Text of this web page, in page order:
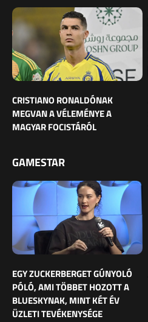
CRISTIANO RONALDÓNAK
MEGVAN A VÉLEMÉNYE A
MAGYAR FOCISTÁRÓL
GAMESTAR
EGY ZUCKERBERGET GÚNYOLÓ
PÓLÓ, AMI TÖBBET HOZOTT A
BLUESKYNAK, MINT KÉT ÉV
ÜZLETI TEVÉKENYSÉGE